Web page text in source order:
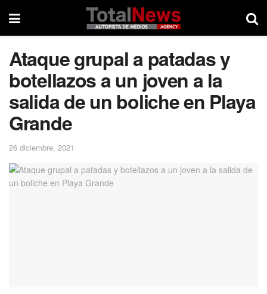
Ataque grupal a patadas y
botellazos a un joven a la
salida de un boliche en Playa
Grande
26 diciembre, 2021